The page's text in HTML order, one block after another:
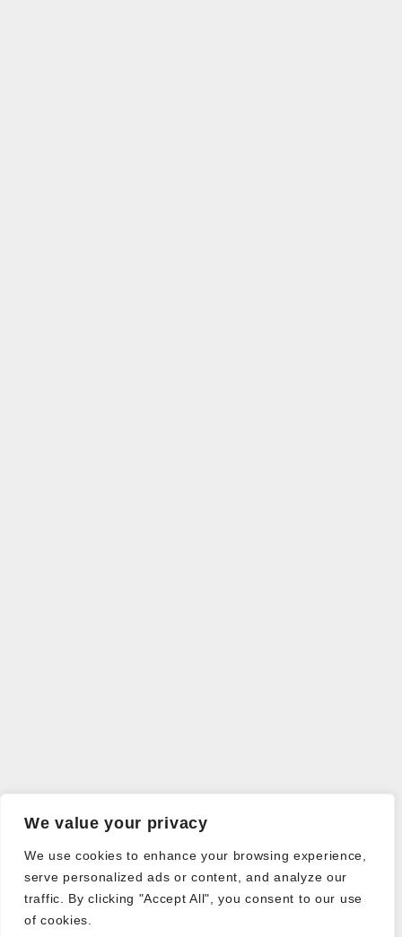
We value your privacy
We use cookies to enhance your browsing experience,
serve personalized ads or content, and analyze our
traffic. By clicking "Accept All", you consent to our use
of cookies.